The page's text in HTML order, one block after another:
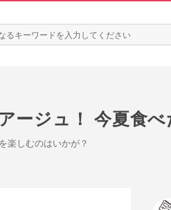
ージュ！ 今夏食
楽しむのはいかが？